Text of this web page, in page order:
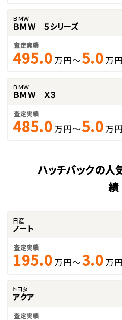
ＢＭＷ
ＢＭＷ ５シリーズ
査定実績
495.0 万円～5.0 万円
ＢＭＷ
ＢＭＷ Ｘ３
査定実績
485.0 万円～5.0 万円
ハッチバックの
績
日産
ノート
査定実績
195.0 万円～3.0 万円
トヨタ
アクア
査定実績